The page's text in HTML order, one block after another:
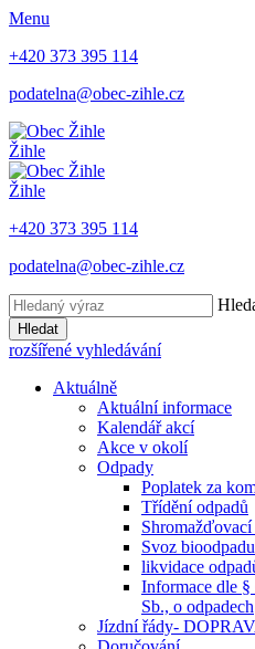
Menu
+420 373 395 114
podatelna@obec-zihle.cz
Žihle
Žihle
+420 373 395 114
podatelna@obec-zihle.cz
Hledat
rozšířené vyhledávání
Aktuálně
Aktuální informace
Kalendář akcí
Akce v okolí
Odpady
Poplatek za
Třídění odpadů
Svoz bioodpadu
likvidace
Informace dle §
Sb., o odpadech
Jízdní řády-